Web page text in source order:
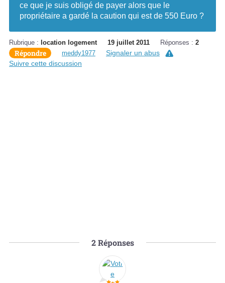
ce que je suis obligé de payer alors que le
propriétaire a gardé la caution qui est de 550 Euro ?
Rubrique : location logement 19 juillet 2011 Réponses : 2
Répondre meddy1977
Signaler un abus
Suivre cette discussion
2Réponses